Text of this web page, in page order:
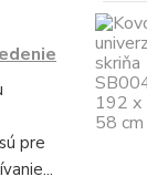
pre